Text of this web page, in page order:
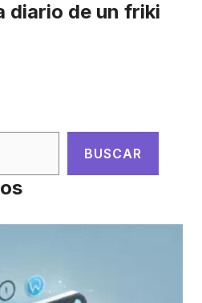
diario de un friki
BUSCAR